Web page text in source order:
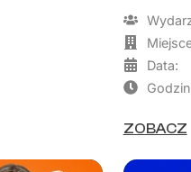
Data:
ZOBACZ